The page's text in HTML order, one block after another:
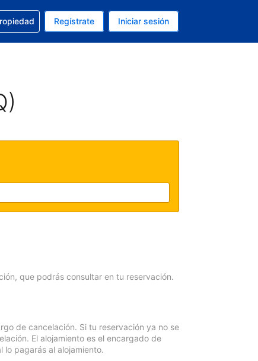
es Peso mexicano
Tu idioma actual es Español (México)
con la reservación
Regístrate Iniciar sesión
que podrás consultar en tu reservación.
de cancelación. Si tu reservación ya no se
El alojamiento es el encargado de
pagarás al alojamiento.